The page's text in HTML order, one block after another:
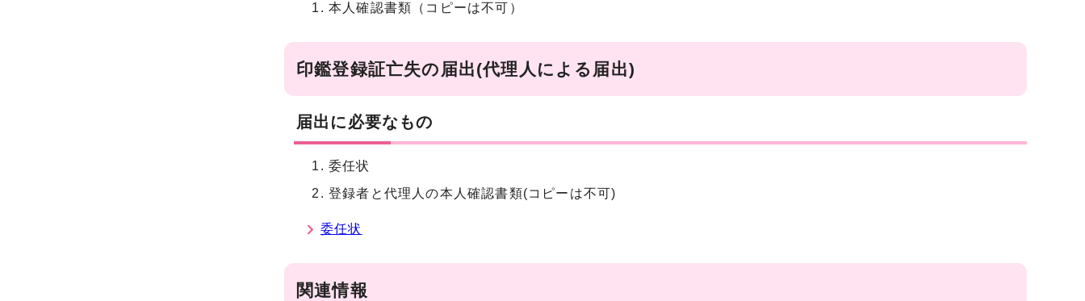
本人確認書類（コピーは不可）
印鑑登録証亡失の届出(代理人による届出)
届出に必要なもの
委任状
登録者と代理人の本人確認書類(コピーは不可)
委任状
関連情報